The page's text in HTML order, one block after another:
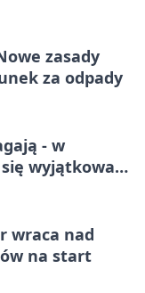
zasady
za odpady
- w
wyjątkowa
wraca nad
na start